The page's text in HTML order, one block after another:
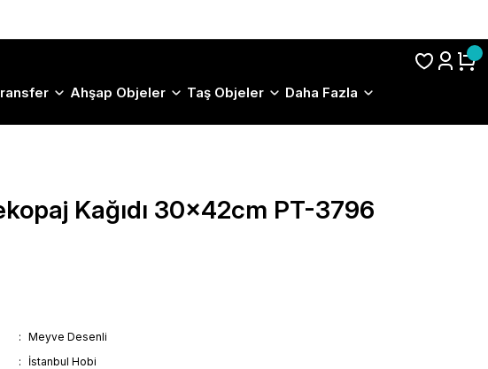
Ahşap Objeler Taş Objeler Daha Fazla
Kağıdı 30x42cm PT-3796
Meyve Desenli
İstanbul Hobi